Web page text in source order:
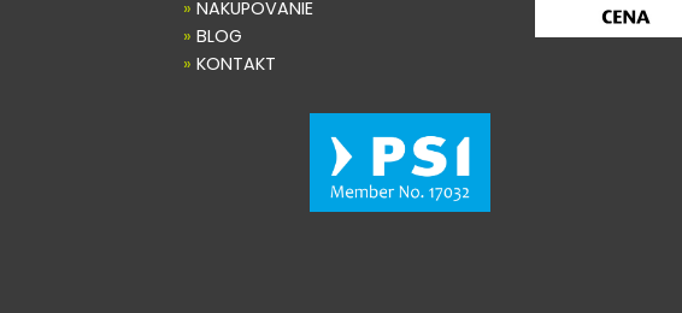
» NAKUPOVANIE
» BLOG
» KONTAKT